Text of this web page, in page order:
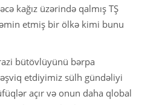
kağız üzərində qalmış TŞ
etmiş bir ölkə kimi bunu
bütövlüyünü bərpa
etdiyimiz sülh gündəliyi
açır və onun daha qlobal